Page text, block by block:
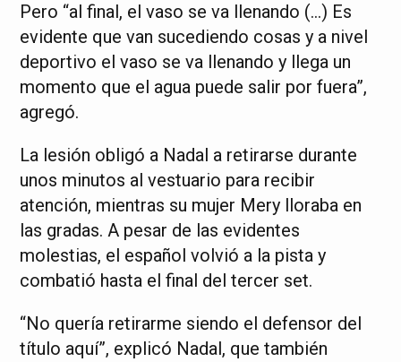
Pero “al final, el vaso se va llenando (…) Es
evidente que van sucediendo cosas y a nivel
deportivo el vaso se va llenando y llega un
momento que el agua puede salir por fuera”,
agregó.
La lesión obligó a Nadal a retirarse durante
unos minutos al vestuario para recibir
atención, mientras su mujer Mery lloraba en
las gradas. A pesar de las evidentes
molestias, el español volvió a la pista y
combatió hasta el final del tercer set.
“No quería retirarme siendo el defensor del
título aquí”, explicó Nadal, que también